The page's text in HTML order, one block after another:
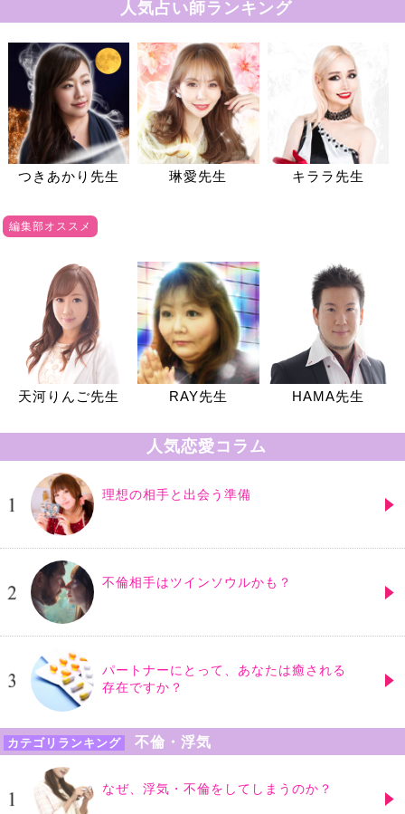
人気占い師ランキング
つきあかり先生 琳愛先生 キララ先生
編集部オススメ
天河りんご先生 RAY先生 HAMA先生
人気恋愛コラム
理想の相手と出会う準備
不倫相手はツインソウルかも？
パートナーにとって、あなたは癒される
存在ですか？
カテゴリランキング 不倫・浮気
なぜ、浮気・不倫をしてしまうのか？